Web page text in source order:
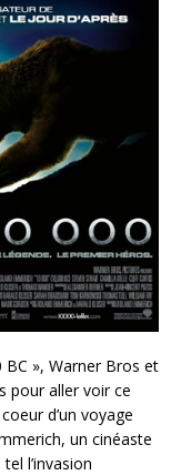
», Warner Bros et
pour aller voir ce
d’un voyage
un cinéaste
l’invasion